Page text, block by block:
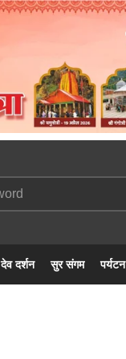
देव दर्शन सुर संगम पर्यटन